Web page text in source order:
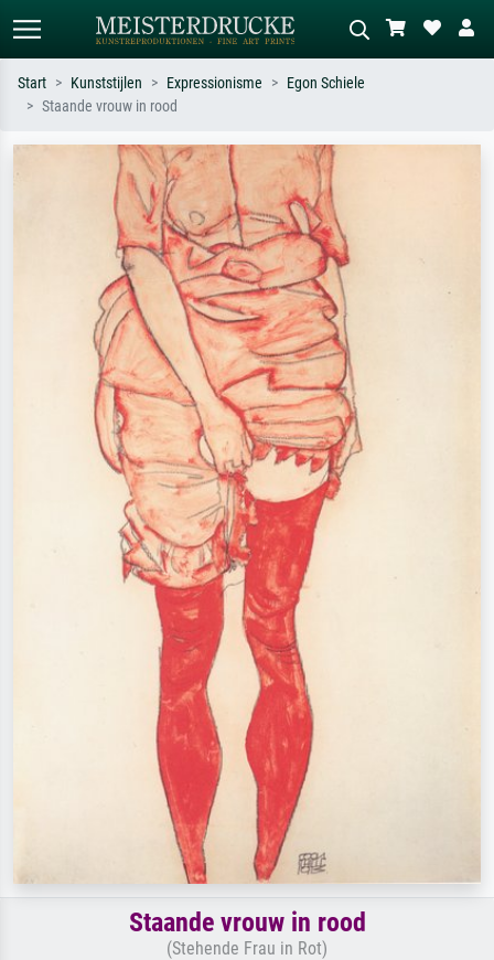
Zoek op kunstenaar, titel of stijl – bijv.
Monet, Sterrennacht, impressionisme,
Hokusai-golf, naakt.
Beschrijf de scène – bijv. groene
weide, abstract met veel rood, donker
olieverfschilderij, staand naakt naast
een boom.
Start Kunststijlen Expressionisme
Egon Schiele
Staande vrouw in rood
Staande vrouw in rood
(Stehende Frau in Rot)